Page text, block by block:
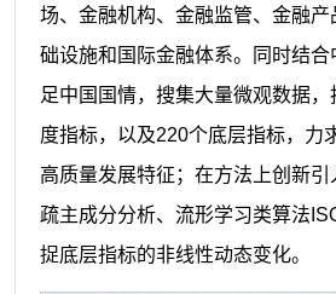
场、金融机构、金融监管、金融
础设施和国际金融体系。同时结合
足中国国情，搜集大量微观数据
度指标，以及220个底层指标，力
高质量发展特征；在方法上创新
疏主成分分析、流形学习类算法
捉底层指标的非线性动态变化。